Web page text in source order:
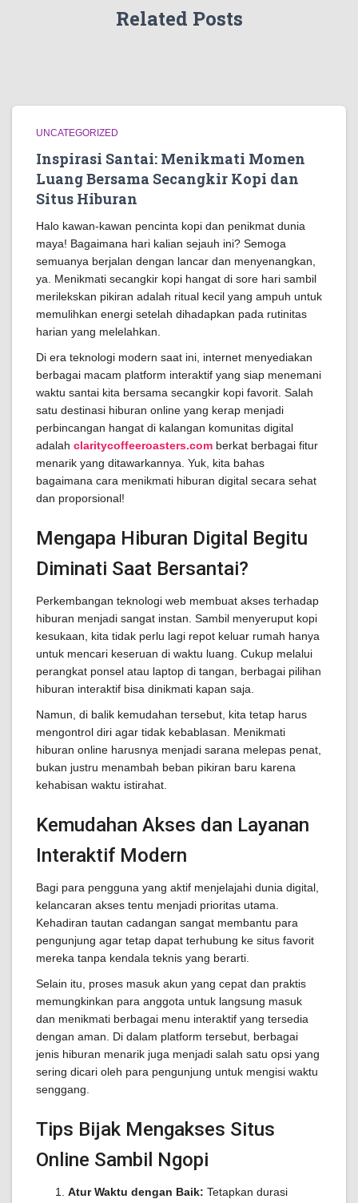
Related Posts
UNCATEGORIZED
Inspirasi Santai: Menikmati Momen
Luang Bersama Secangkir Kopi dan
Situs Hiburan
Halo kawan-kawan pencinta kopi dan penikmat dunia
maya! Bagaimana hari kalian sejauh ini? Semoga
semuanya berjalan dengan lancar dan menyenangkan,
ya. Menikmati secangkir kopi hangat di sore hari sambil
merilekskan pikiran adalah ritual kecil yang ampuh untuk
memulihkan energi setelah dihadapkan pada rutinitas
harian yang melelahkan.
Di era teknologi modern saat ini, internet menyediakan
berbagai macam platform interaktif yang siap menemani
waktu santai kita bersama secangkir kopi favorit. Salah
satu destinasi hiburan online yang kerap menjadi
perbincangan hangat di kalangan komunitas digital
adalah claritycoffeeroasters.com berkat berbagai fitur
menarik yang ditawarkannya. Yuk, kita bahas
bagaimana cara menikmati hiburan digital secara sehat
dan proporsional!
Mengapa Hiburan Digital Begitu
Diminati Saat Bersantai?
Perkembangan teknologi web membuat akses terhadap
hiburan menjadi sangat instan. Sambil menyeruput kopi
kesukaan, kita tidak perlu lagi repot keluar rumah hanya
untuk mencari keseruan di waktu luang. Cukup melalui
perangkat ponsel atau laptop di tangan, berbagai pilihan
hiburan interaktif bisa dinikmati kapan saja.
Namun, di balik kemudahan tersebut, kita tetap harus
mengontrol diri agar tidak kebablasan. Menikmati
hiburan online harusnya menjadi sarana melepas penat,
bukan justru menambah beban pikiran baru karena
kehabisan waktu istirahat.
Kemudahan Akses dan Layanan
Interaktif Modern
Bagi para pengguna yang aktif menjelajahi dunia digital,
kelancaran akses tentu menjadi prioritas utama.
Kehadiran tautan cadangan sangat membantu para
pengunjung agar tetap dapat terhubung ke situs favorit
mereka tanpa kendala teknis yang berarti.
Selain itu, proses masuk akun yang cepat dan praktis
memungkinkan para anggota untuk langsung masuk
dan menikmati berbagai menu interaktif yang tersedia
dengan aman. Di dalam platform tersebut, berbagai
jenis hiburan menarik juga menjadi salah satu opsi yang
sering dicari oleh para pengunjung untuk mengisi waktu
senggang.
Tips Bijak Mengakses Situs
Online Sambil Ngopi
Atur Waktu dengan Baik: Tetapkan durasi